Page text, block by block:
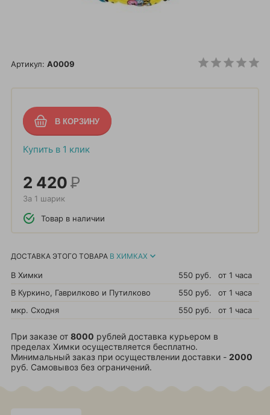
Артикул: A0009
Купить в 1 клик
2 420Р
За 1 шарик
Товар в наличии
ДОСТАВКА ЭТОГО ТОВАРА В ХИМКАХ
В Химки 550 руб.
от 1 часа
В Куркино, Гаврилково и Путилково
550 руб.
от 1 часа
мкр. Сходня
550 руб. от 1 часа
При заказе от 8000 рублей доставка курьером в
пределах Химки осуществляется бесплатно.
Минимальный заказ при осуществлении доставки - 2000
руб. Самовывоз без ограничений.